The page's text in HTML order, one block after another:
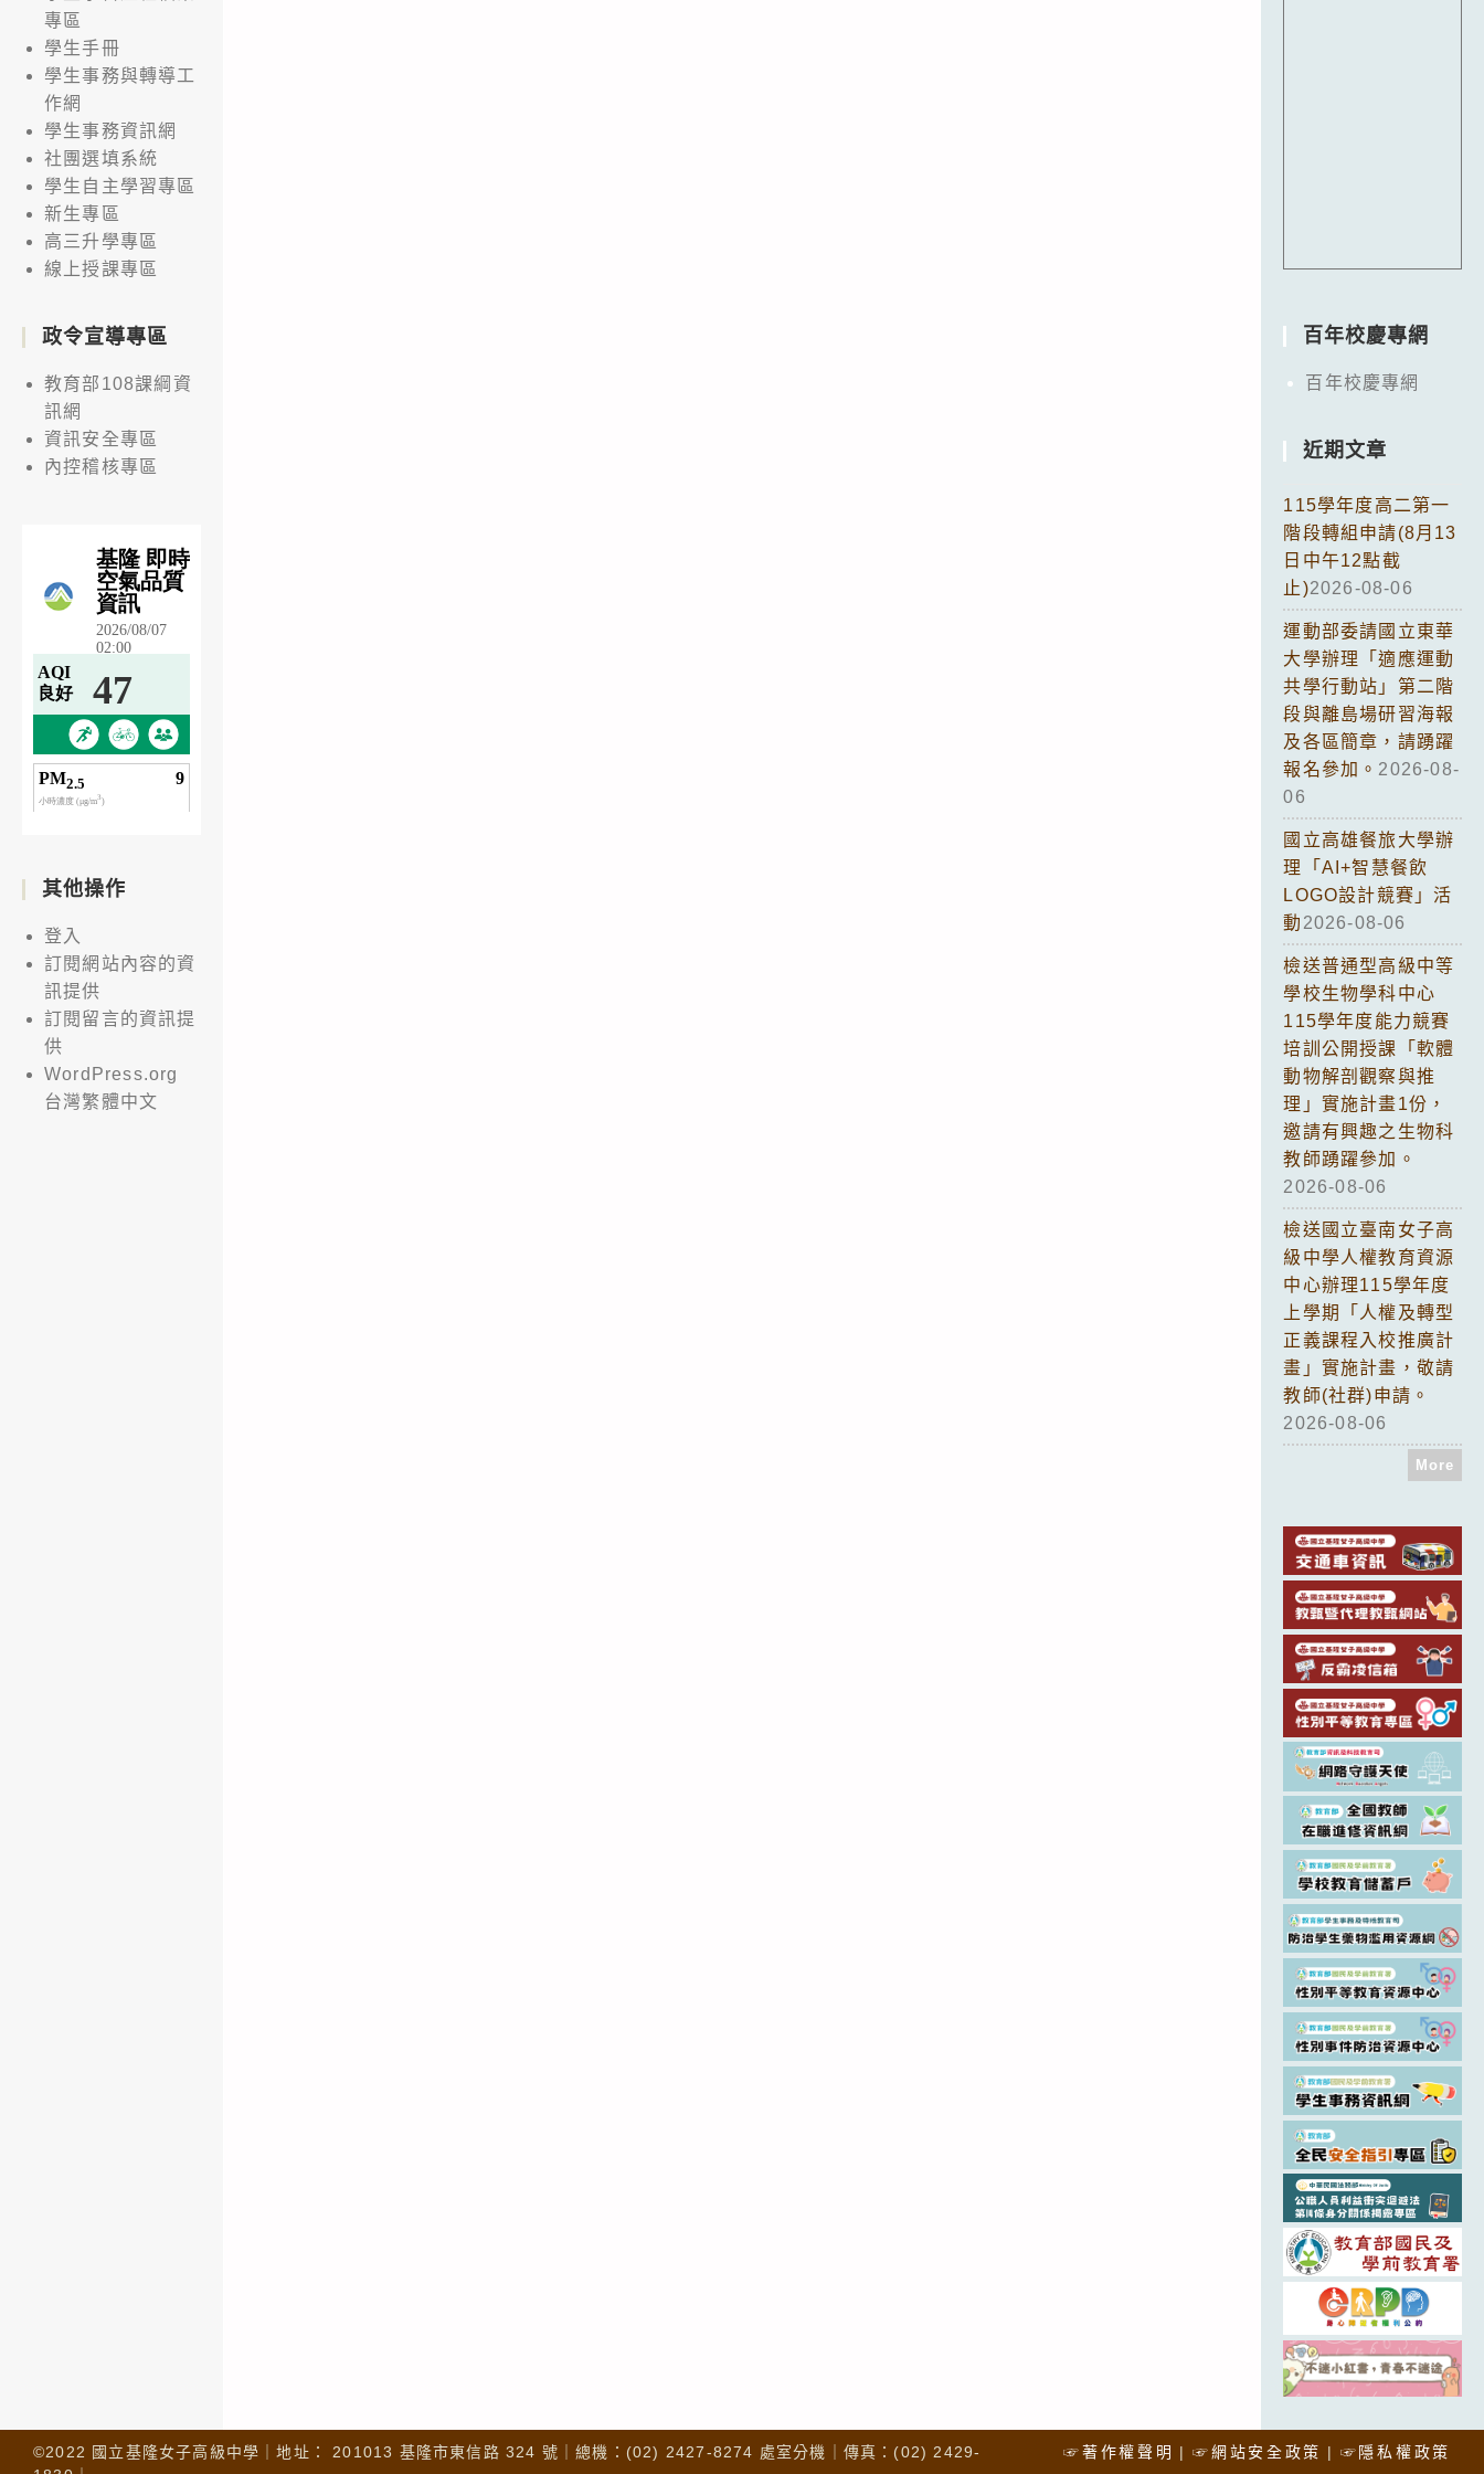
專區
學生手冊
學生事務與轉導工
作網
學生事務資訊網
社團選填系統
學生自主學習專區
新生專區
高三升學專區
線上授課專區
政令宣導專區
教育部108課綱資
訊網
資訊安全專區
內控稽核專區
其他操作
登入
訂閱網站內容的資
訊提供
訂閱留言的資訊提
供
WordPress.org
台灣繁體中文
百年校慶專網
百年校慶專網
近期文章
115學年度高二第一
階段轉組申請(8月13
日中午12點截
止)2026-08-06
運動部委請國立東華
大學辦理「適應運動
共學行動站」第二階
段與離島場研習海報
及各區簡章，請踴躍
報名參加。 2026-08-
06
國立高雄餐旅大學辦
理「AI+智慧餐飲
LOGO設計競賽」活
動 2026-08-06
檢送普通型高級中等
學校生物學科中心
115學年度能力競賽
培訓公開授課「軟體
動物解剖觀察與推
理」實施計畫1份，
邀請有興趣之生物科
教師踴躍參加。
2026-08-06
檢送國立臺南女子高
級中學人權教育資源
中心辦理115學年度
上學期「人權及轉型
正義課程入校推廣計
畫」實施計畫，敬請
教師(社群)申請。
2026-08-06
More
☞著作權聲明 ☞網站安全政策 ☞隱私權政策
©2022 國立基隆女子高級中學｜地址： 201013 基隆市東信路 324 號｜總機：(02) 2427-8274 處室分機｜傳真：(02) 2429-